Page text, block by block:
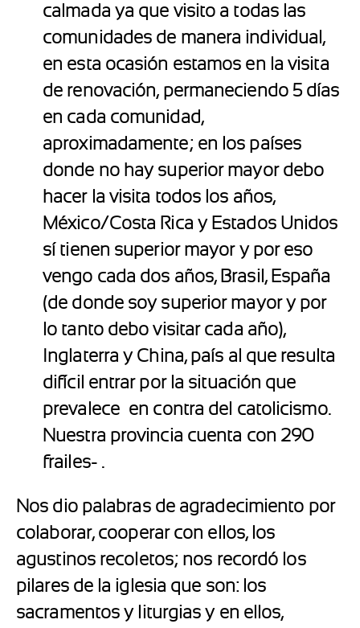
calmada ya que visito a todas las
comunidades de manera individual,
en esta ocasión estamos en la visita
de renovación, permaneciendo 5 días
en cada comunidad,
aproximadamente; en los países
donde no hay superior mayor debo
hacer la visita todos los años,
México/Costa Rica y Estados Unidos
sí tienen superior mayor y por eso
vengo cada dos años, Brasil, España
(de donde soy superior mayor y por
lo tanto debo visitar cada año),
Inglaterra y China, país al que resulta
difícil entrar por la situación que
prevalece en contra del catolicismo.
Nuestra provincia cuenta con 290
frailes- .
Nos dio palabras de agradecimiento por
colaborar, cooperar con ellos, los
agustinos recoletos; nos recordó los
pilares de la iglesia que son: los
sacramentos y liturgias y en ellos,